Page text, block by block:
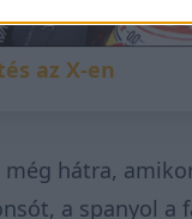
az X-en
hátra,
a spanyol a